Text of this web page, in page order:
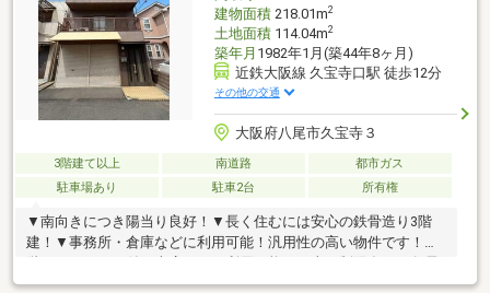
建物面積218.01m2
土地面積114.04m2
築年月 1982年1月(築44年8ヶ月)
近鉄大阪線 久宝寺口駅 徒歩12分
その他の交通
大阪府八尾市久宝寺３
3階建て以上 南道路
都市ガス
駐車場あり
駐車2台 所有権
▼南向きにつき陽当り良好！▼長く住むには安心の鉄骨造り3階
建！▼事務所・倉庫などに利用可能！汎用性の高い物件です！▼1
階はシャッター付き車庫として利用可能！（車種制限有）▼各居
室約4～10帖で部屋数も多く、用途に合わせて使い分けしやすい